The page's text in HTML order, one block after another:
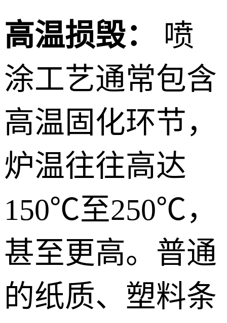
高温损毁：
喷
涂工艺通常包含
高温固化环节，
炉温往往高达
150℃至250℃，
甚至更高。普通
的纸质、塑料条